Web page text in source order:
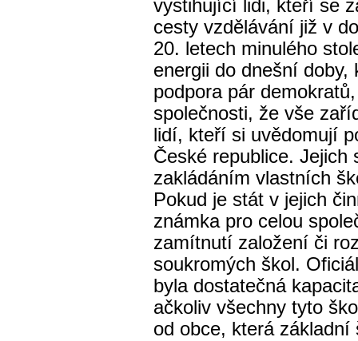
vystihující lidi, kteří se
cesty vzdělávání již v
20. letech minulého
energii do dnešní doby,
podpora pár
společnosti, že vše
lidí, kteří si uvědomují
České republice. Jejich
zakládáním vlastních
Pokud je stát v jejich
známka pro celou
zamítnutí založení či
soukromých škol.
byla dostatečná
ačkoliv všechny tyto
od obce, která základní